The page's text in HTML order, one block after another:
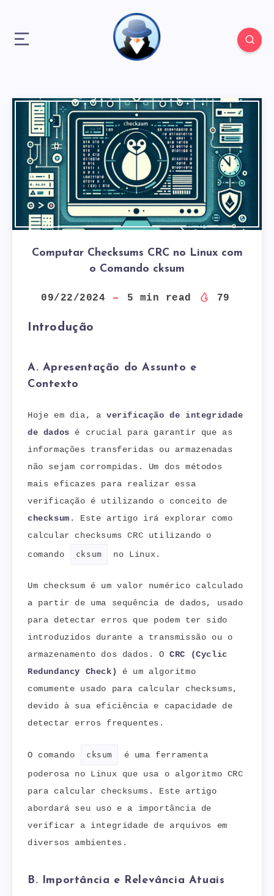
Computar Checksums CRC no Linux com
o Comando cksum
09/22/2024 5 min read 79
Introdução
A. Apresentação do Assunto e
Contexto
Hoje em dia, a verificação de integridade
de dados é crucial para garantir que as
informações transferidas ou armazenadas
não sejam corrompidas. Um dos métodos
mais eficazes para realizar essa
verificação é utilizando o conceito de
checksum . Este artigo irá explorar como
calcular checksums CRC utilizando o
comando
cksum no Linux.
Um checksum é um valor numérico calculado
a partir de uma sequência de dados, usado
para detectar erros que podem ter sido
introduzidos durante a transmissão ou o
armazenamento dos dados. OCRC (Cyclic
Redundancy Check)
é um algoritmo
comumente usado para calcular checksums,
devido à sua eficiência e capacidade de
detectar erros frequentes.
O comando cksum
é uma ferramenta
poderosa no Linux que usa o algoritmo CRC
para calcular checksums. Este artigo
abordará seu uso e a importância de
verificar a integridade de arquivos em
diversos ambientes.
B. Importância e Relevância Atuais